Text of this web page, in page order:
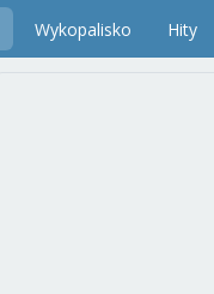
Wykopalisko Hity